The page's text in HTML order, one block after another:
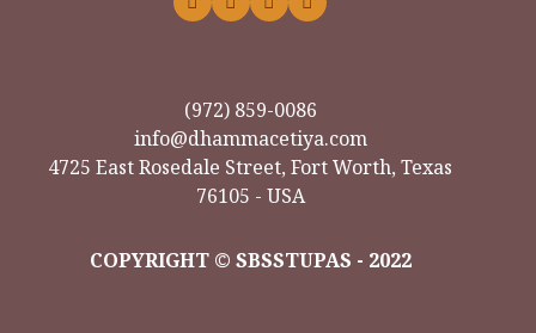
(972) 859-0086
info@dhammacetiya.com
4725 East Rosedale Street, Fort Worth, Texas
76105 - USA
COPYRIGHT © SBSSTUPAS - 2022